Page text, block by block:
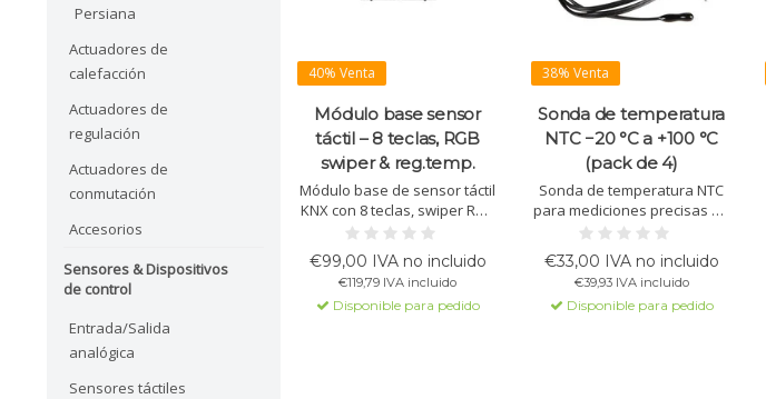
Persiana
Actuadores de
calefacción
Actuadores de
regulación
Actuadores de
conmutación
Accesorios
Sensores & Dispositivos
de control
Entrada/Salida
analógica
Sensores táctiles
40% Venta
Módulo base sensor
táctil – 8 teclas, RGB
swiper & reg.temp.
Módulo base de sensor táctil
KNX con 8 teclas, swiper RGB
y control de temperatura
integrado. Adecuado para
escenas, iluminación,
persianas, lógica y KNX Data
Secure. Las teclas, placas y
€99,00 IVA no incluido
€119,79 IVA incluido
Disponible para pedido
38% Venta
Sonda de temperatura
NTC −20 °C a +100 °C
(pack de 4)
Sonda de temperatura NTC
para mediciones precisas en
instalaciones KNX con un
rango de −20 °C a +100 °C.
Adecuada para medición de
temperatura y funciones de
termostato. Suministro
€33,00 IVA no incluido
€39,93 IVA incluido
Disponible para pedido